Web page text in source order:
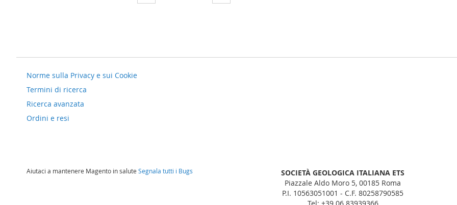
Norme sulla Privacy e sui Cookie
Termini di ricerca
Ricerca avanzata
Ordini e resi
Aiutaci a mantenere Magento in salute Segnala tutti i Bugs
SOCIETÀ GEOLOGICA ITALIANA ETS
Piazzale Aldo Moro 5, 00185 Roma
P.I. 10563051001 - C.F. 80258790585